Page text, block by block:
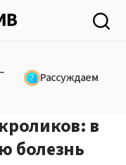
Рассуждаем
в
болезнь